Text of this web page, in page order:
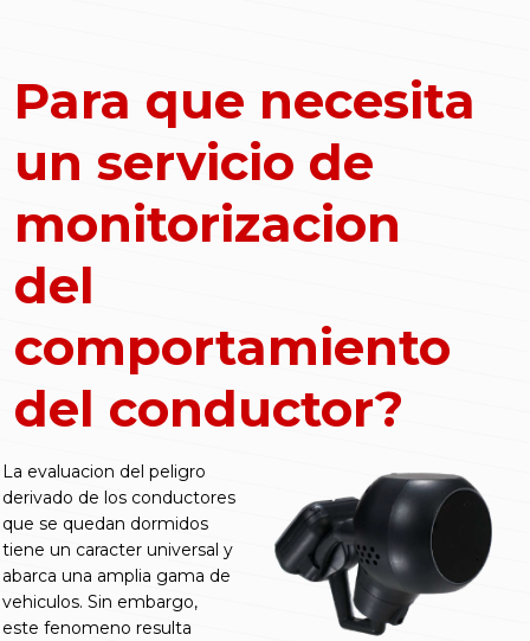
Para que necesita
un servicio de
monitorizacion
del
comportamiento
del conductor?
La evaluacion del peligro
derivado de los conductores
que se quedan dormidos
tiene un caracter universal y
abarca una amplia gama de
vehiculos. Sin embargo,
este fenomeno resulta